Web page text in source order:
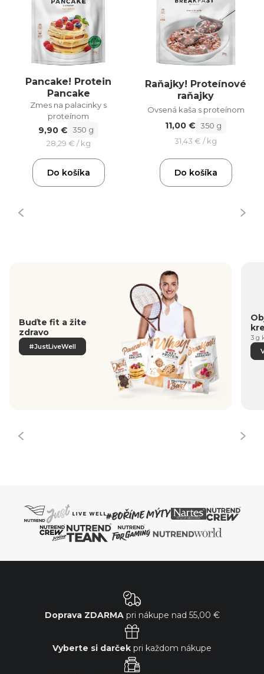
Pancake! Protein
Pancake
Zmes na palacinky s
proteínom
9,90 € 350 g
28,29 € / kg
Do košíka
Raňajky! Proteínové
raňajky
Ovsená kaša s proteínom
11,00 € 350 g
31,43 € / kg
Do košíka
Buďte fit a žite
zdravo
#JustLiveWell
3 g
Doprava ZDARMApri nákupe nad 55,00 €
Vyberte si darček pri každom nákupe